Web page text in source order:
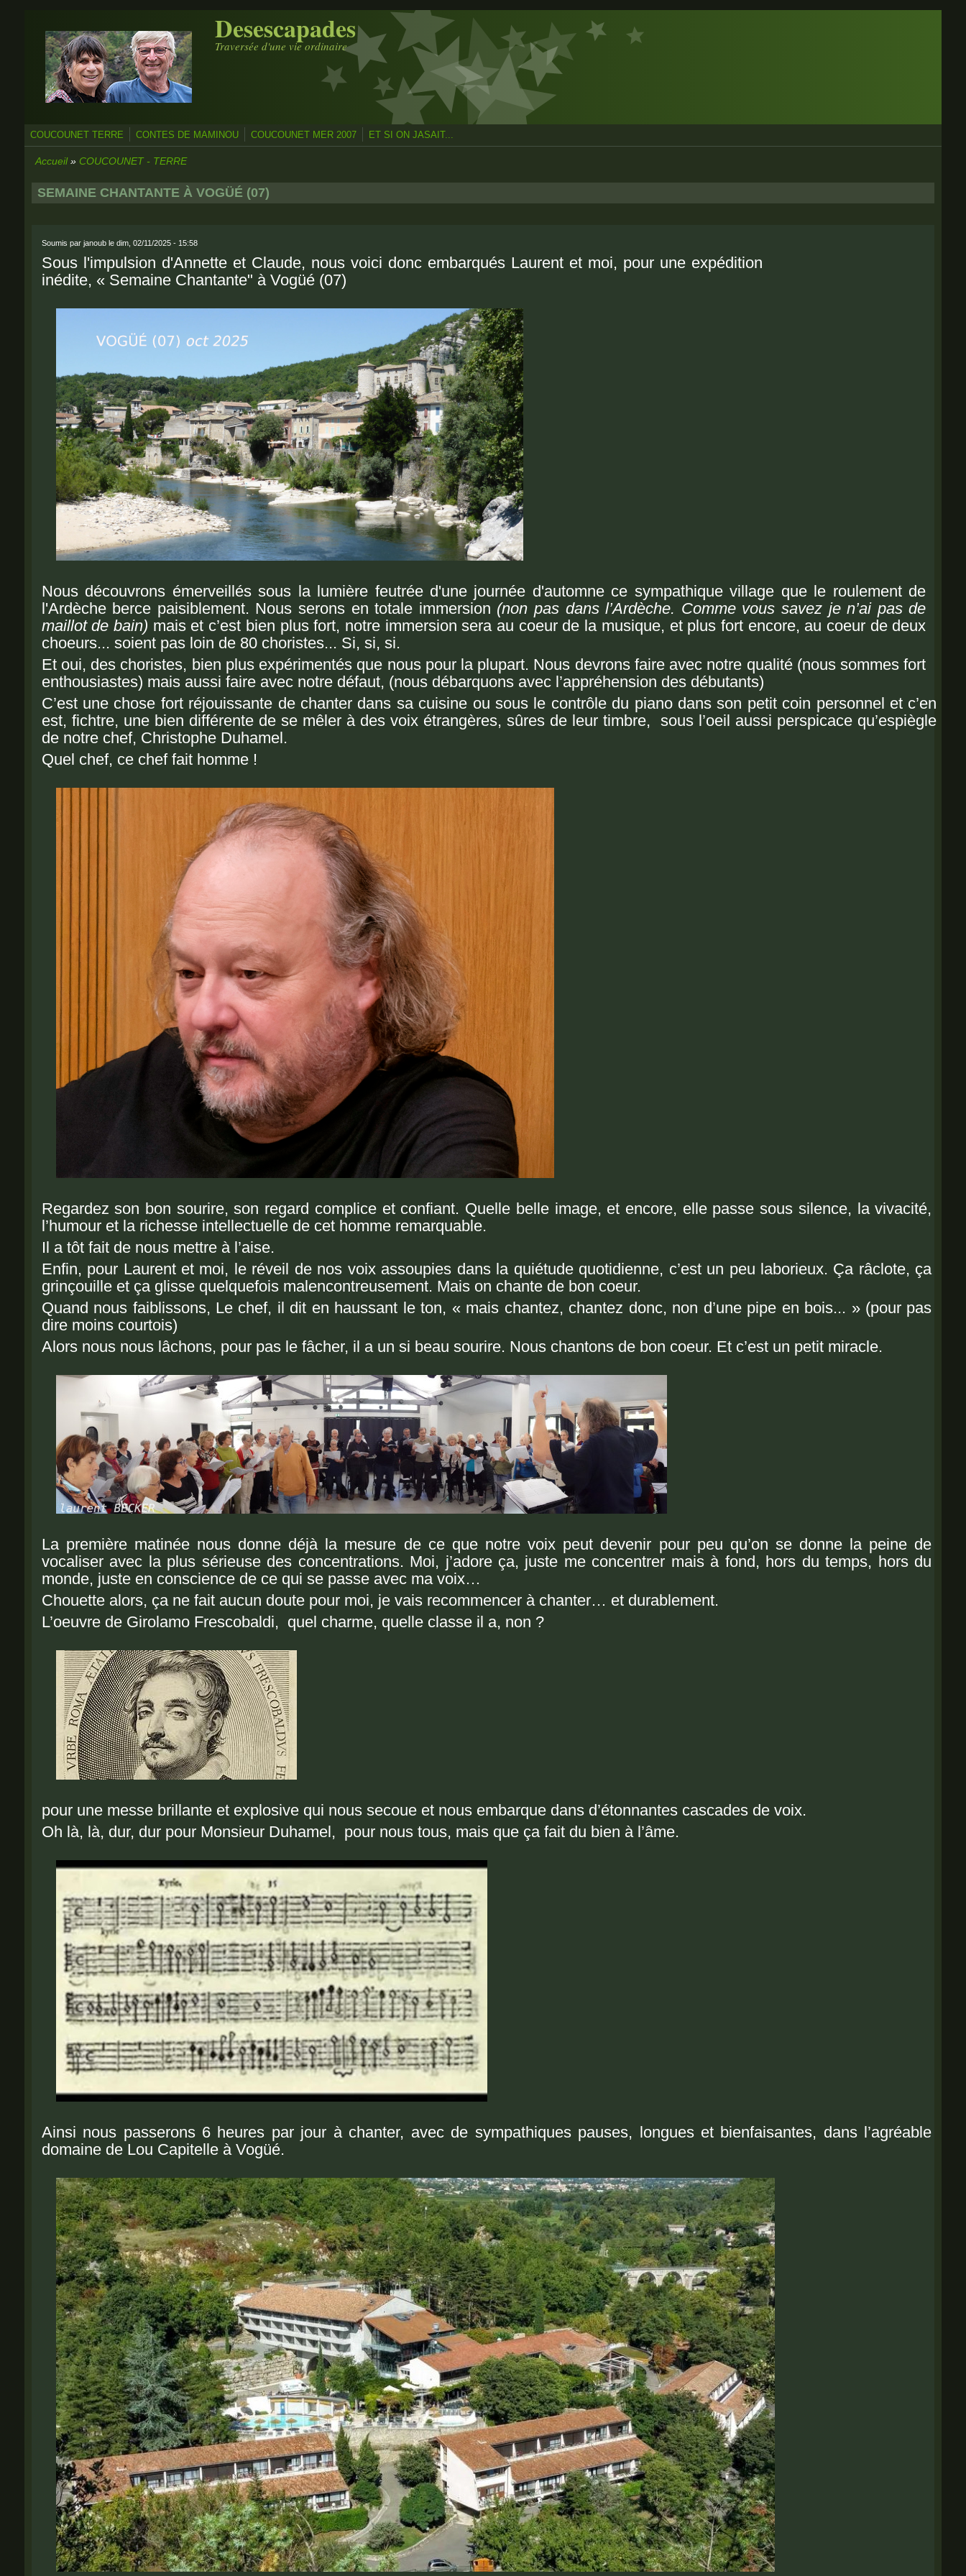
Desescapades
Traversée d'une vie ordinaire
COUCOUNET TERRE CONTES DE MAMINOU COUCOUNET MER 2007 ET SI ON JASAIT...
Accueil» COUCOUNET - TERRE
SEMAINE CHANTANTE À VOGÜÉ (07)
Soumis par janouble dim, 02/11/2025 - 15:58
Sous l'impulsion d'Annette et Claude, nous voici donc embarqués Laurent et moi, pour une expédition
inédite, « Semaine Chantante" à Vogüé (07)
Nous découvrons émerveillés sous la lumière feutrée d'une journée d'automne ce sympathique village que le roulement de
l'Ardèche berce paisiblement. Nous serons en totale immersion (non pas dans l’Ardèche. Comme vous savez je n’ai pas de
maillot de bain) mais et c’est bien plus fort, notre immersion sera au coeur de la musique, et plus fort encore, au coeur de deux
choeurs... soient pas loin de 80 choristes... Si, si, si.
Etoui, des choristes, bien plus expérimentés que nous pour la plupart. Nous devrons faire avec notre qualité (nous sommes fort
enthousiastes) mais aussi faire avec notre défaut, (nous débarquons avec l’appréhension des débutants)
C’est une chose fort réjouissante de chanter dans sa cuisine ou sous le contrôle du piano dans son petit coin personnel et c’en
est, fichtre, une bien différente de se mêler à des voix étrangères, sûres de leur timbre, sous l’oeil aussi perspicace qu’espiègle
de notre chef, Christophe Duhamel.
Quel chef, ce chef fait homme !
Regardez son bon sourire, son regard complice et confiant. Quelle belle image, et encore, elle passe sous silence, la vivacité,
l’humour et la richesse intellectuelle de cet homme remarquable.
Il a tôt fait de nous mettre à l’aise.
Enfin, pour Laurent et moi, le réveil de nos voix assoupies dans la quiétude quotidienne, c’est un peu laborieux. Ça râclote, ça
grinçouille et ça glisse quelquefois malencontreusement. Mais on chante de bon coeur.
Quand nous faiblissons, Le chef, il dit en haussant le ton, « mais chantez, chantez donc, non d’une pipe en bois... » (pour pas
dire moins courtois)
Alors nous nous lâchons, pour pas le fâcher, il a un si beau sourire. Nous chantons de bon coeur. Et c’est un petit miracle.
La première matinée nous donne déjà la mesure de ce que notre voix peut devenir pour peu qu’on se donne la peine de
vocaliser avec la plus sérieuse des concentrations. Moi, j’adore ça, juste me concentrer mais à fond, hors du temps, hors du
monde, juste en conscience de ce qui se passe avec ma voix…
Chouette alors, ça ne fait aucun doute pour moi, je vais recommencer à chanter… et durablement.
L’oeuvre de Girolamo Frescobaldi, quel charme, quelle classe il a, non ?
pour une messe brillante et explosive qui nous secoue et nous embarque dans d’étonnantes cascades de voix.
Oh là, là, dur, dur pour Monsieur Duhamel, pour nous tous, mais que ça fait du bien à l’âme.
Ainsi nous passerons 6 heures par jour à chanter, avec de sympathiques pauses, longues et bienfaisantes, dans l’agréable
domaine de Lou Capitelle à Vogüé.